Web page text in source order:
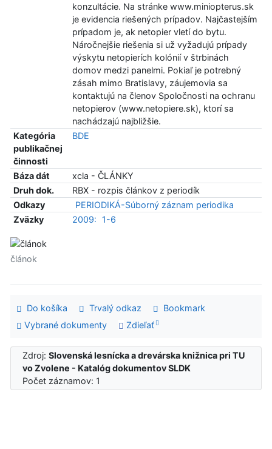
konzultácie. Na stránke www.miniopterus.sk
je evidencia riešených prípadov. Najčastejším
prípadom je, ak netopier vletí do bytu.
Náročnejšie riešenia si už vyžadujú prípady
výskytu netopierích kolónií v štrbinách
domov medzi panelmi. Pokiaľ je potrebný
zásah mimo Bratislavy, záujemovia sa
kontaktujú na členov Spoločnosti na ochranu
netopierov (www.netopiere.sk), ktorí sa
nachádzajú najbližšie.
Kategória
publikačnej
činnosti
BDE
Báza dát
xcla - ČLÁNKY
Druh dok.
RBX - rozpis článkov z periodík
Odkazy
PERIODIKÁ-Súborný záznam periodika
Zväzky
2009: 1-6
článok
Do košíka Trvalý odkaz
Bookmark
Vybrané dokumenty
Zdieľať
Zdroj:Slovenská lesnícka a drevárska knižnica pri TU
vo Zvolene - Katalóg dokumentov SLDK
Počet záznamov: 1